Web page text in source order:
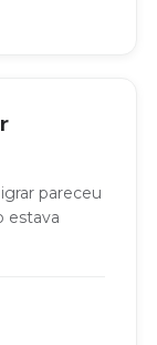
pareceu
estava